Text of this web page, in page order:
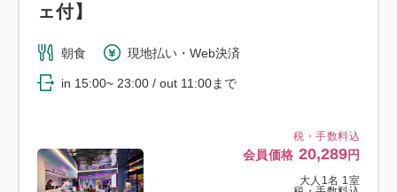
バスアメニティ、バスソルト、パジャマ、風呂桶、ヘ
ウォーターボトル、ドリップコーヒー、緑茶
税・手数料込
会員価格 20,289円
大人 1名 1室
ェ付】
朝食 現地払い・Web決済
in 15:00~ 23:00 / out 11:00まで